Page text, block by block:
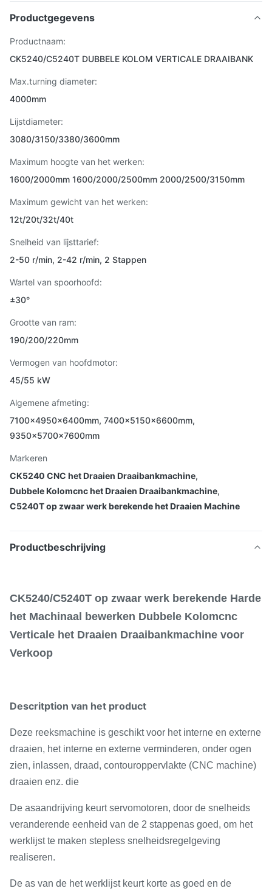
Productgegevens
Productnaam:
CK5240/C5240T DUBBELE KOLOM VERTICALE DRAAIBANK
Max.turning diameter:
4000mm
Lijstdiameter:
3080/3150/3380/3600mm
Maximum hoogte van het werken:
1600/2000mm 1600/2000/2500mm 2000/2500/3150mm
Maximum gewicht van het werken:
12t/20t/32t/40t
Snelheid van lijsttarief:
2-50 r/min, 2-42 r/min, 2 Stappen
Wartel van spoorhoofd:
±30°
Grootte van ram:
190/200/220mm
Vermogen van hoofdmotor:
45/55 kW
Algemene afmeting:
7100x4950x6400mm, 7400x5150x6600mm,
9350x5700x7600mm
Markeren
CK5240 CNC het Draaien Draaibankmachine,
Dubbele Kolomcnc het Draaien Draaibankmachine,
C5240T op zwaar werk berekende het Draaien Machine
Productbeschrijving
CK5240/C5240T op zwaar werk berekende Harde
het Machinaal bewerken Dubbele Kolomcnc
Verticale het Draaien Draaibankmachine voor
Verkoop
Descritption van het product
Deze reeksmachine is geschikt voor het interne en externe
draaien, het interne en externe verminderen, onder ogen
zien, inlassen, draad, contouroppervlakte (CNC machine)
draaien enz. die
De asaandrijving keurt servomotoren, door de snelheids
veranderende eenheid van de 2 stappenas goed, om het
werklijst te maken stepless snelheidsregelgeving
realiseren.
De as van de het werklijst keurt korte as goed en de